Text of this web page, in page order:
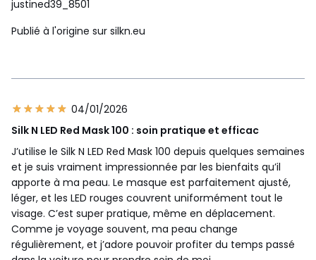
justined39_8501
Publié à l'origine sur silkn.eu
04/01/2026
Silk N LED Red Mask 100 : soin pratique et efficac
J’utilise le Silk N LED Red Mask 100 depuis quelques semaines
et je suis vraiment impressionnée par les bienfaits qu’il
apporte à ma peau. Le masque est parfaitement ajusté,
léger, et les LED rouges couvrent uniformément tout le
visage. C’est super pratique, même en déplacement.
Comme je voyage souvent, ma peau change
régulièrement, et j’adore pouvoir profiter du temps passé